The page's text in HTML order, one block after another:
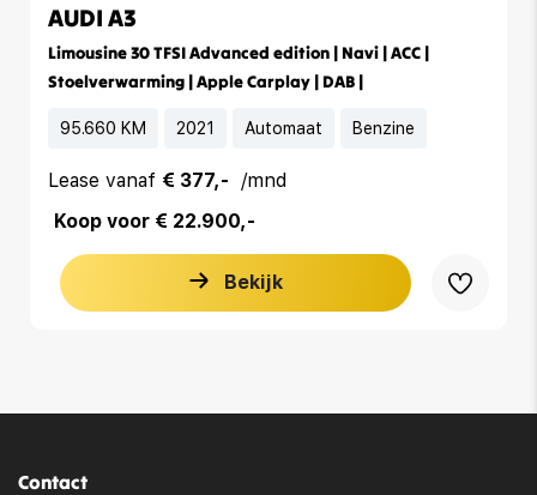
AUDI A3
Limousine 30 TFSI Advanced edition | Navi | ACC |
Stoelverwarming | Apple Carplay | DAB |
95.660 KM 2021 Automaat Benzine
Lease vanaf € 377,-
/mnd
Koop voor € 22.900,-
Bekijk
Contact